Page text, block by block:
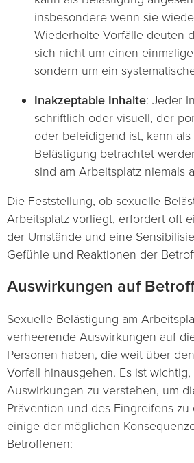
insbesondere wenn sie
Wiederholte Vorfälle deuten
sich nicht um einen
sondern um ein
Inakzeptable Inhalte: Jeder
schriftlich oder visuell, der
oder beleidigend ist, kann
Belästigung betrachtet
sind am Arbeitsplatz niemals
Die Feststellung, ob sexuelle
Arbeitsplatz vorliegt, erfordert oft
der Umstände und eine
Gefühle und Reaktionen der
Auswirkungen auf
Sexuelle Belästigung am
verheerende Auswirkungen auf
Personen haben, die weit über
Vorfall hinausgehen. Es ist
Auswirkungen zu verstehen, um
Prävention und des Eingreifens
einige der möglichen
Betroffenen: